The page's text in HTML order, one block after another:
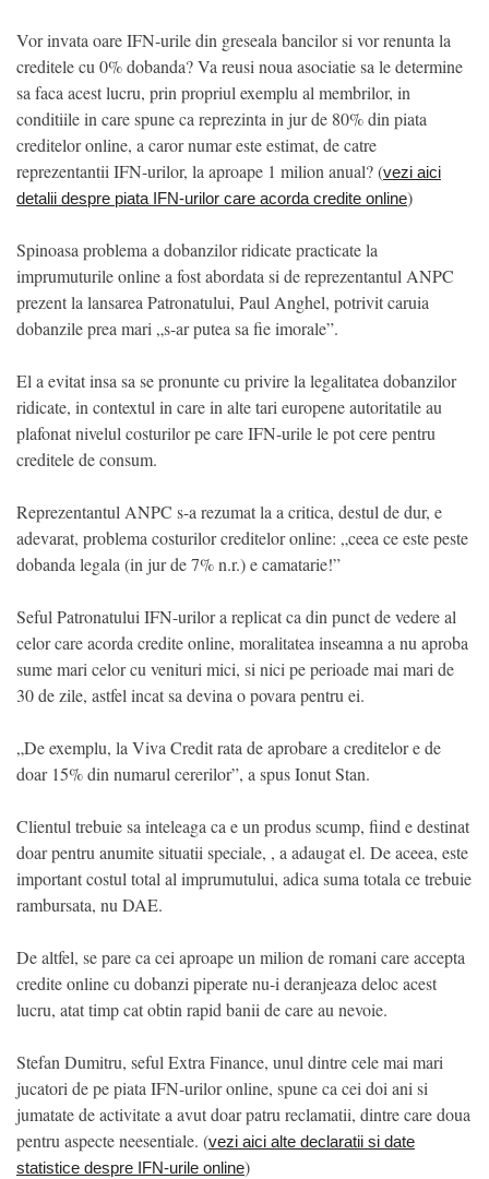
Vor invata oare IFN-urile din greseala bancilor si vor renunta la
creditele cu 0% dobanda? Va reusi noua asociatie sa le determine
sa faca acest lucru, prin propriul exemplu al membrilor, in
conditiile in care spune ca reprezinta in jur de 80% din piata
creditelor online, a caror numar este estimat, de catre
reprezentantii IFN-urilor, la aproape 1 milion anual? (vezi aici
detalii despre piata IFN-urilor care acorda credite online)
Spinoasa problema a dobanzilor ridicate practicate la
imprumuturile online a fost abordata si de reprezentantul ANPC
prezent la lansarea Patronatului, Paul Anghel, potrivit caruia
dobanzile prea mari „s-ar putea sa fie imorale”.
El a evitat insa sa se pronunte cu privire la legalitatea dobanzilor
ridicate, in contextul in care in alte tari europene autoritatile au
plafonat nivelul costurilor pe care IFN-urile le pot cere pentru
creditele de consum.
Reprezentantul ANPC s-a rezumat la a critica, destul de dur, e
adevarat, problema costurilor creditelor online: „ceea ce este peste
dobanda legala (in jur de 7% n.r.) e camatarie!”
Seful Patronatului IFN-urilor a replicat ca din punct de vedere al
celor care acorda credite online, moralitatea inseamna a nu aproba
sume mari celor cu venituri mici, si nici pe perioade mai mari de
30 de zile, astfel incat sa devina o povara pentru ei.
„De exemplu, la Viva Credit rata de aprobare a creditelor e de
doar 15% din numarul cererilor”, a spus Ionut Stan.
Clientul trebuie sa inteleaga ca e un produs scump, fiind e destinat
doar pentru anumite situatii speciale, , a adaugat el. De aceea, este
important costul total al imprumutului, adica suma totala ce trebuie
rambursata, nu DAE.
De altfel, se pare ca cei aproape un milion de romani care accepta
credite online cu dobanzi piperate nu-i deranjeaza deloc acest
lucru, atat timp cat obtin rapid banii de care au nevoie.
Stefan Dumitru, seful Extra Finance, unul dintre cele mai mari
jucatori de pe piata IFN-urilor online, spune ca cei doi ani si
jumatate de activitate a avut doar patru reclamatii, dintre care doua
pentru aspecte neesentiale. (vezi aici alte declaratii si date
statistice despre IFN-urile online)